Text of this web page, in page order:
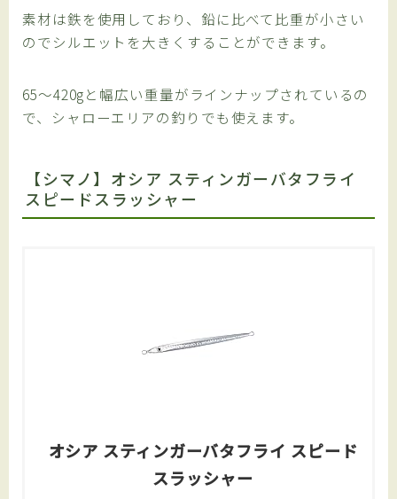
素材は鉄を使用しており、鉛に比べて比重が小さい
のでシルエットを大きくすることができます。
65～420gと幅広い重量がラインナップされているの
で、シャローエリアの釣りでも使えます。
【シマノ】オシア スティンガーバタフライ
スピードスラッシャー
オシア スティンガーバタフライ スピード
スラッシャー